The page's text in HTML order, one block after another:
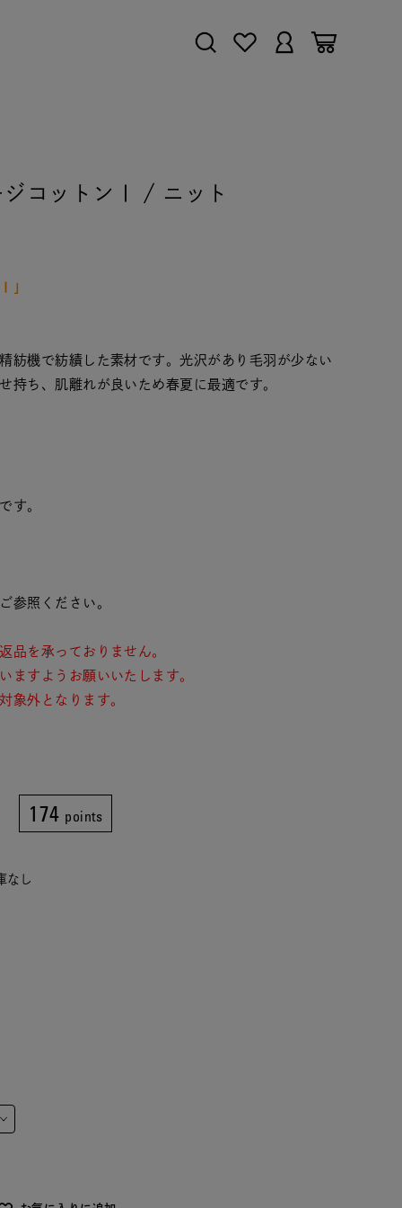
コットンⅠ / ニット
」
紡機で紡績した素材です。光沢があり毛羽が少ない
持ち、肌離れが良いため春夏に最適です。
す。
参照ください。
品を承っておりません。
ますようお願いいたします。
象外となります。
174 points
し